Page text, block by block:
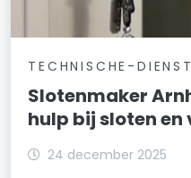
TECHNISCHE-
Slotenmaker
hulp bij sloten
24 december 2025